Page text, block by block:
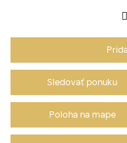
Sledovať ponuku
Poloha na mape